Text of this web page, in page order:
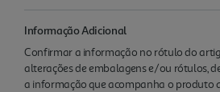
Informação Adicional
Confirmar a informação no rótulo do
alterações de embalagens e/ou rótulos,
a informação que acompanha o produto